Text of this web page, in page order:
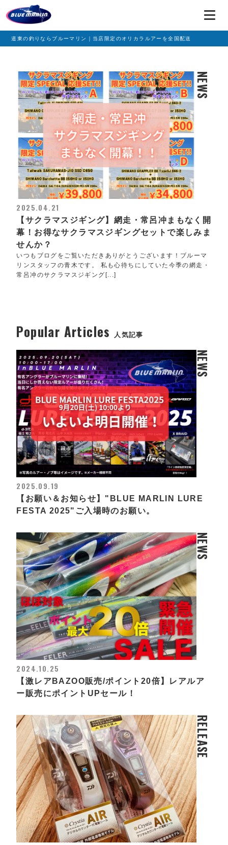
道東の釣りならブルーマリン｜当店限定のオリカラルアーを全国配送
NEWS
2025.04.21
【サクラマスジギング】網走・常呂冲まもなく開
幕！お得なサクラマスジギングセットで楽しみま
せんか？
いつもブログをご覧いただきありがとうございます！ブルーマ
リンスタッフの青木です。 私も心待ちにしていた今季の網走・
常呂冲のサクラマスジギング[...]
Popular Articles 人気記事
NEWS
2025.09.19
【お願い＆お知らせ】"BLUE MARLIN LURE
FESTA 2025"ご入場時のお願い。
NEWS
2024.10.25
【激レアBAZOO販売/ポイント20倍】レアルア
ー販売にポイントUPセール！
RELEASE